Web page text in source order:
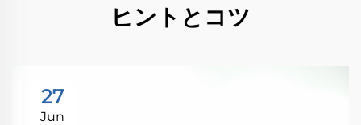
ヒントとコツ
27
Jun